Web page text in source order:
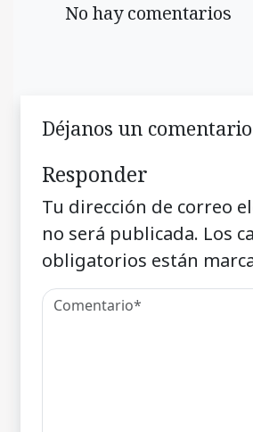
No hay comentarios
Déjanos un comentario
Responder
Tu dirección de correo
no será publicada. Los
obligatorios están